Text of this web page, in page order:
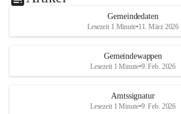
Gemeindedaten
Lesezeit 1 Minute•11. März 2026
Gemeindewappen
Lesezeit 1 Minute•9. Feb. 2026
Amtssignatur
Lesezeit 1 Minute•9. Feb. 2026